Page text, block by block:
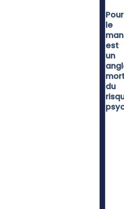
le
est
un
du